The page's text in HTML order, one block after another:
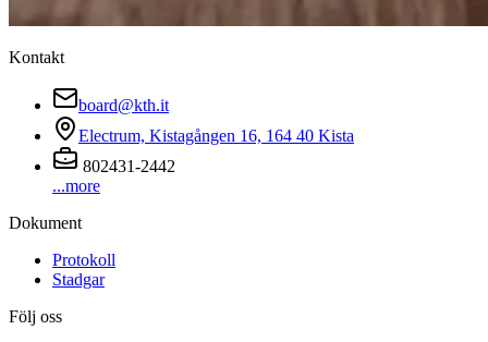
Kontakt
board@kth.it
Electrum, Kistagången 16, 164 40 Kista
802431-2442
...more
Dokument
Protokoll
Stadgar
Följ oss